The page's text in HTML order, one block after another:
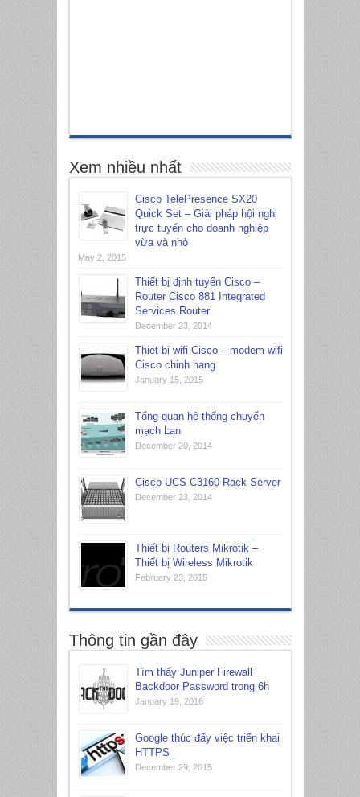
Xem nhiều nhất
Cisco TelePresence SX20
Quick Set – Giải pháp hội nghị
trực tuyến cho doanh nghiệp
vừa và nhỏ
May 2, 2015
Thiết bị định tuyến Cisco –
Router Cisco 881 Integrated
Services Router
December 23, 2014
Thiet bi wifi Cisco – modem wifi
Cisco chinh hang
January 15, 2015
Tổng quan hệ thống chuyển
mạch Lan
December 20, 2014
Cisco UCS C3160 Rack Server
December 23, 2014
Thiết bị Routers Mikrotik –
Thiết bị Wireless Mikrotik
February 23, 2015
Thông tin gần đây
Tìm thấy Juniper Firewall
Backdoor Password trong 6h
January 19, 2016
Google thúc đẩy việc triển khai
HTTPS
December 29, 2015